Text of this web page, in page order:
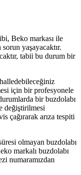
Beko markası ile
sorun yaşayacaktır.
tabii bu durum bir
için bir profesyonele
bir buzdolabı
değiştirilmesi
çağırarak arıza tespiti
olmayan buzdolabı
markalı buzdolabı
numaramızdan